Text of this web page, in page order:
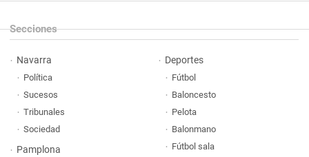
Secciones
Navarra
Política
Sucesos
Tribunales
Sociedad
Pamplona
Deportes
Fútbol
Baloncesto
Pelota
Balonmano
Fútbol sala